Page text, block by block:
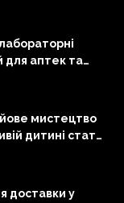
для аптек та
мистецтво
дитині стати
доставки у